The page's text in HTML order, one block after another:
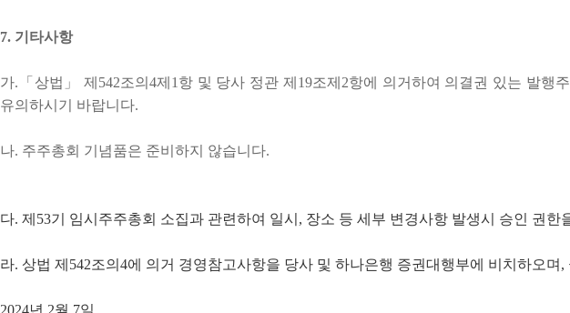
7. 기타사항
가.「상법」 제542조의4제1항 및 당사 정관 제19조제2항에 의거하여 의결권 있는 발
유의하시기 바랍니다.
나. 주주총회 기념품은 준비하지 않습니다.
다. 제53기 임시주주총회 소집과 관련하여 일시, 장소 등 세부 변경사항 발생시 승인 권
라. 상법 제542조의4에 의거 경영참고사항을 당사 및 하나은행 증권대행부에 비치하오
2024년 2월 7일